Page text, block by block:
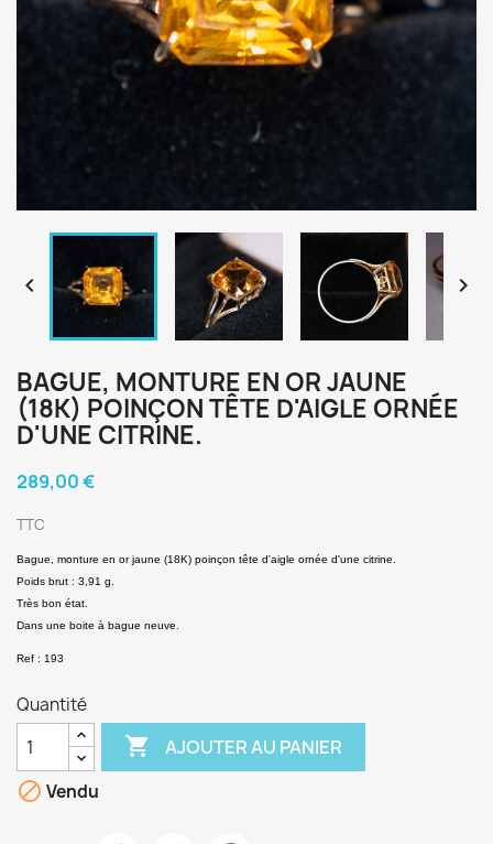
 
BAGUE, MONTURE EN OR JAUNE
(18K) POINÇON TÊTE D'AIGLE ORNÉE
D'UNE CITRINE.
289,00 €
TTC
Bague, monture en or jaune (18K) poinçon tête d'aigle ornée d'une citrine.
Poids brut : 3,91 g.
Très bon état.
Dans une boite à bague neuve.
Ref : 193
Quantité
 AJOUTER AU PANIER
 Vendu